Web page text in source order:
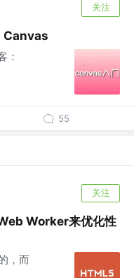
关注
Canvas
：
55
关注
Worker来优化性
，而